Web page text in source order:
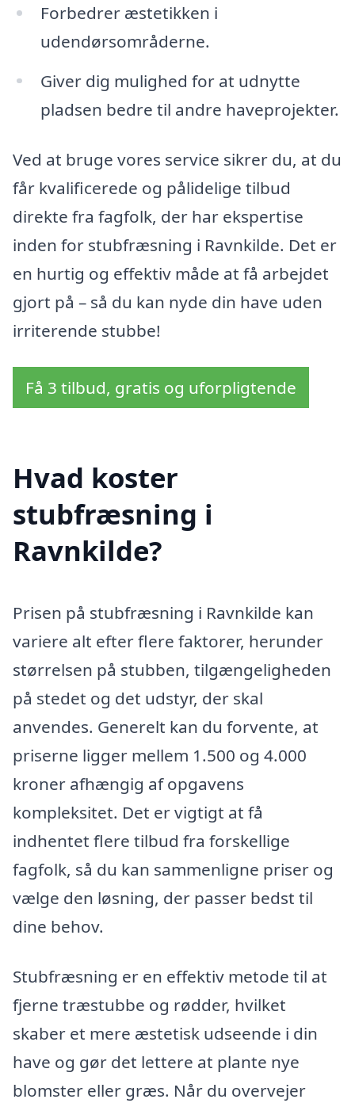
Forbedrer æstetikken i
udendørsområderne.
Giver dig mulighed for at udnytte
pladsen bedre til andre haveprojekter.
Ved at bruge vores service sikrer du, at du
får kvalificerede og pålidelige tilbud
direkte fra fagfolk, der har ekspertise
inden for stubfræsning i Ravnkilde. Det er
en hurtig og effektiv måde at få arbejdet
gjort på – så du kan nyde din have uden
irriterende stubbe!
Få 3 tilbud, gratis og uforpligtende
Hvad koster
stubfræsning i
Ravnkilde?
Prisen på stubfræsning i Ravnkilde kan
variere alt efter flere faktorer, herunder
størrelsen på stubben, tilgængeligheden
på stedet og det udstyr, der skal
anvendes. Generelt kan du forvente, at
priserne ligger mellem 1.500 og 4.000
kroner afhængig af opgavens
kompleksitet. Det er vigtigt at få
indhentet flere tilbud fra forskellige
fagfolk, så du kan sammenligne priser og
vælge den løsning, der passer bedst til
dine behov.
Stubfræsning er en effektiv metode til at
fjerne træstubbe og rødder, hvilket
skaber et mere æstetisk udseende i din
have og gør det lettere at plante nye
blomster eller græs. Når du overvejer